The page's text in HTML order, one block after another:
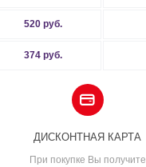
520 руб.
374 руб.
ДИСКОНТНАЯ КАРТА
При покупке Вы получите